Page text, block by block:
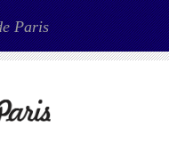
Paris